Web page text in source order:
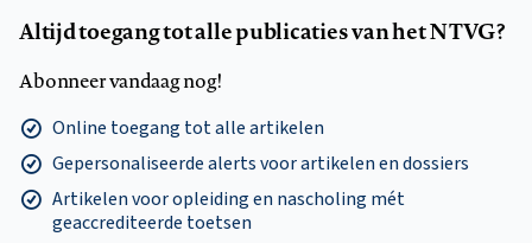
Altijd toegang tot alle publicaties van het NTVG?
Abonneer vandaag nog!
Online toegang tot alle artikelen
Gepersonaliseerde alerts voor artikelen en dossiers
Artikelen voor opleiding en nascholing mét
geaccrediteerde toetsen